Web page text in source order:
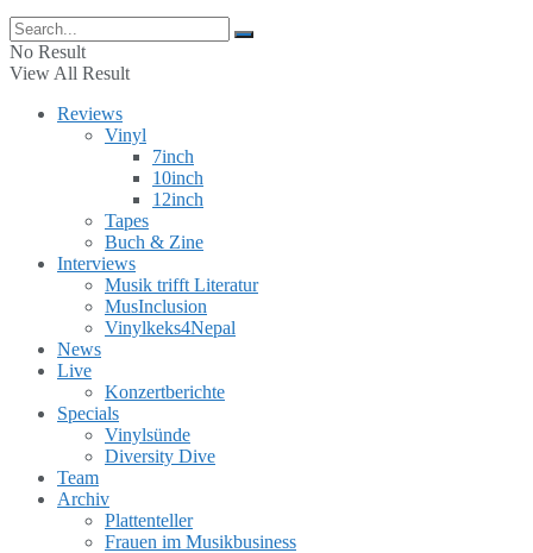
No Result
View All Result
Reviews
Vinyl
7inch
10inch
12inch
Tapes
Buch & Zine
Interviews
Musik trifft Literatur
MusInclusion
Vinylkeks4Nepal
News
Live
Konzertberichte
Specials
Vinylsünde
Diversity Dive
Team
Archiv
Plattenteller
Frauen im Musikbusiness